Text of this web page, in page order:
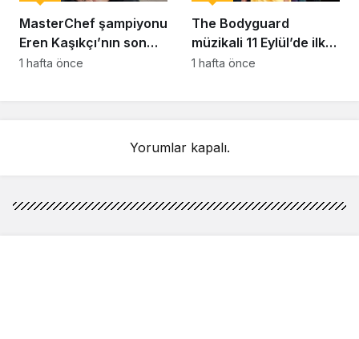
MasterChef şampiyonu
Eren Kaşıkçı’nın son
anlarındaki kahreden
1 hafta önce
The Bodyguard
müzikali 11 Eylül’de ilk
kez Türkiye’de
1 hafta önce
Yorumlar kapalı.